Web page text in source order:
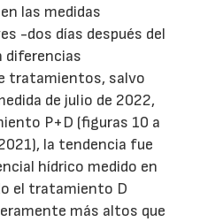
las medidas
-dos días después del
diferencias
tratamientos, salvo
de julio de 2022,
P+D (figuras 10 a
la tendencia fue
hídrico medido en
el tratamiento D
más altos que